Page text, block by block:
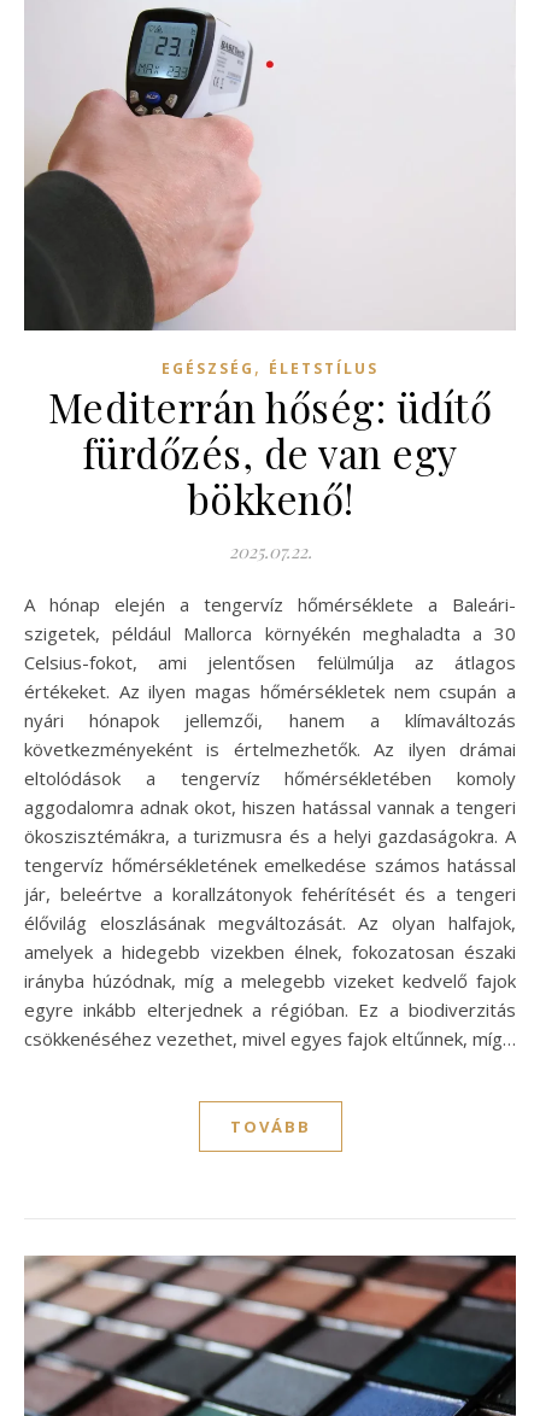
EGÉSZSÉG , ÉLETSTÍLUS
Mediterrán hőség: üdítő
fürdőzés, de van egy
bökkenő!
2025.07.22.
A hónap elején a tengervíz hőmérséklete a Baleári-
szigetek, például Mallorca környékén meghaladta a 30
Celsius-fokot, ami jelentősen felülmúlja az átlagos
értékeket. Az ilyen magas hőmérsékletek nem csupán a
nyári hónapok jellemzői, hanem a klímaváltozás
következményeként is értelmezhetők. Az ilyen drámai
eltolódások a tengervíz hőmérsékletében komoly
aggodalomra adnak okot, hiszen hatással vannak a tengeri
ökoszisztémákra, a turizmusra és a helyi gazdaságokra. A
tengervíz hőmérsékletének emelkedése számos hatással
jár, beleértve a korallzátonyok fehérítését és a tengeri
élővilág eloszlásának megváltozását. Az olyan halfajok,
amelyek a hidegebb vizekben élnek, fokozatosan északi
irányba húzódnak, míg a melegebb vizeket kedvelő fajok
egyre inkább elterjednek a régióban. Ez a biodiverzitás
csökkenéséhez vezethet, mivel egyes fajok eltűnnek, míg…
TOVÁBB